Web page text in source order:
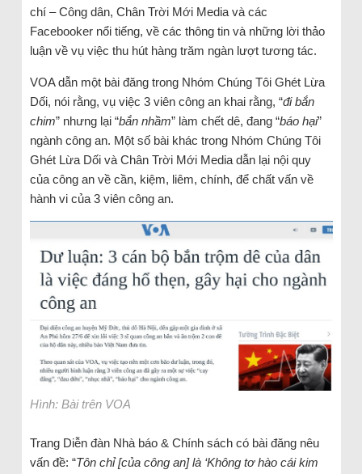
chí – Công dân, Chân Trời Mới Media và các
Facebooker nổi tiếng, về các thông tin và những lời thảo
luận về vụ việc thu hút hàng trăm ngàn lượt tương tác.
VOA dẫn một bài đăng trong Nhóm Chúng Tôi Ghét Lừa
Dối, nói rằng, vụ việc 3 viên công an khai rằng, “đi bắn
chim” nhưng lại “bắn nhầm” làm chết dê, đang “báo hại”
ngành công an. Một số bài khác trong Nhóm Chúng Tôi
Ghét Lừa Dối và Chân Trời Mới Media dẫn lại nội quy
của công an về cần, kiệm, liêm, chính, để chất vấn về
hành vi của 3 viên công an.
Hình: Bài trên VOA
Trang Diễn đàn Nhà báo & Chính sách có bài đăng nêu
vấn đề: “Tôn chỉ [của công an] là ‘Không tơ hào cái kim